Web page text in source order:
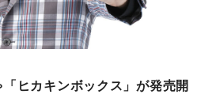
ヒカキンボックス」が発売開